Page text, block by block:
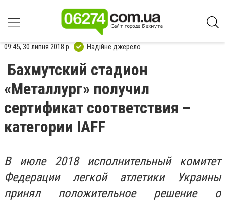
09:45, 30 липня 2018 р. Надійне джерело
Бахмутский стадион
«Металлург» получил
сертификат соответствия –
категории IAFF
В июле 2018 исполнительный комитет
Федерации легкой атлетики Украины
принял положительное решение о